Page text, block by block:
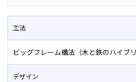
工法
ビッグフレーム構法（木と鉄のハイブリ
デザイン